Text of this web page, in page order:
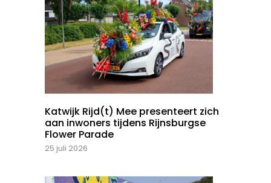
Katwijk Rijd(t) Mee presenteert zich
aan inwoners tijdens Rijnsburgse
Flower Parade
25 juli 2026